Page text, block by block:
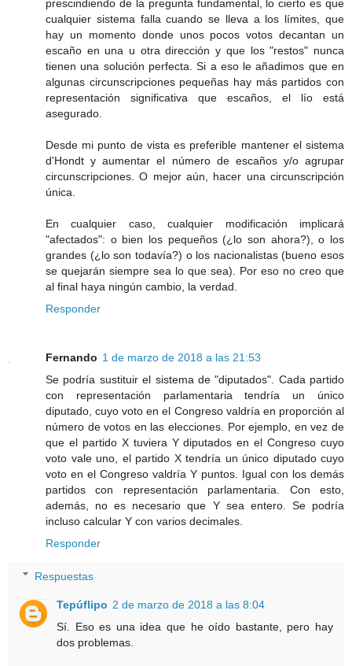
prescindiendo de la pregunta fundamental, lo cierto es que
cualquier sistema falla cuando se lleva a los límites, que
hay un momento donde unos pocos votos decantan un
escaño en una u otra dirección y que los "restos" nunca
tienen una solución perfecta. Si a eso le añadimos que en
algunas circunscripciones pequeñas hay más partidos con
representación significativa que escaños, el lío está
asegurado.
Desde mi punto de vista es preferible mantener el sistema
d'Hondt y aumentar el número de escaños y/o agrupar
circunscripciones. O mejor aún, hacer una circunscripción
única.
En cualquier caso, cualquier modificación implicará
"afectados": o bien los pequeños (¿lo son ahora?), o los
grandes (¿lo son todavía?) o los nacionalistas (bueno esos
se quejarán siempre sea lo que sea). Por eso no creo que
al final haya ningún cambio, la verdad.
Responder
Fernando 1 de marzo de 2018 a las 21:53
Se podría sustituir el sistema de "diputados". Cada partido
con representación parlamentaria tendría un único
diputado, cuyo voto en el Congreso valdría en proporción al
número de votos en las elecciones. Por ejemplo, en vez de
que el partido X tuviera Y diputados en el Congreso cuyo
voto vale uno, el partido X tendría un único diputado cuyo
voto en el Congreso valdría Y puntos. Igual con los demás
partidos con representación parlamentaria. Con esto,
además, no es necesario que Y sea entero. Se podría
incluso calcular Y con varios decimales.
Responder
Respuestas
Tepúflipo 2 de marzo de 2018 a las 8:04
Sí. Eso es una idea que he oído bastante, pero hay
dos problemas.